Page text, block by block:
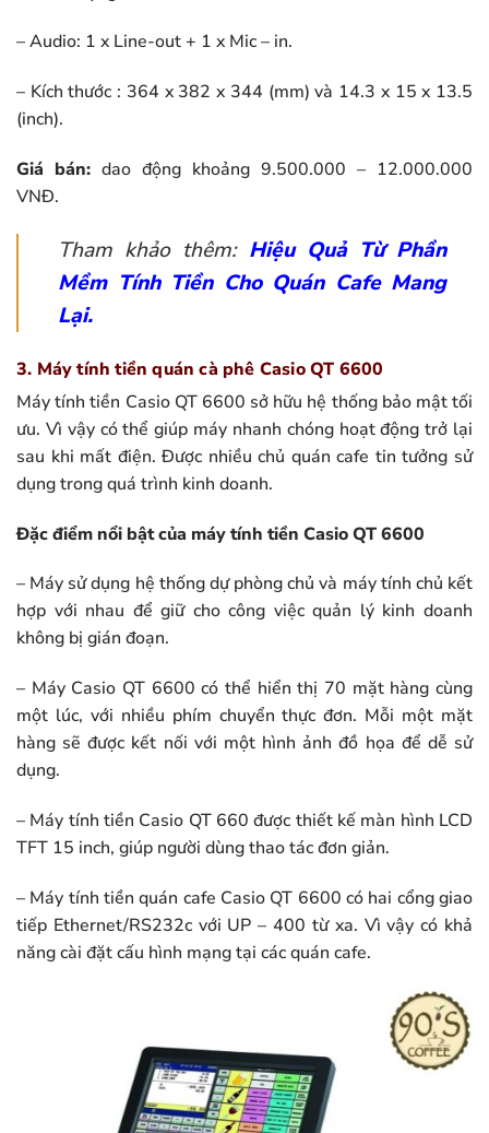
– Audio: 1 x Line-out + 1 x Mic – in.
– Kích thước : 364 x 382 x 344 (mm) và 14.3 x 15 x 13.5
(inch).
Giá bán: dao động khoảng 9.500.000 – 12.000.000
VNĐ.
Tham khảo thêm: Hiệu Quả Từ Phần
Mềm Tính Tiền Cho Quán Cafe Mang
Lại.
3. Máy tính tiền quán cà phê Casio QT 6600
Máy tính tiền Casio QT 6600 sở hữu hệ thống bảo mật tối
ưu. Vì vậy có thể giúp máy nhanh chóng hoạt động trở lại
sau khi mất điện. Được nhiều chủ quán cafe tin tưởng sử
dụng trong quá trình kinh doanh.
Đặc điểm nổi bật của máy tính tiền Casio QT 6600
– Máy sử dụng hệ thống dự phòng chủ và máy tính chủ kết
hợp với nhau để giữ cho công việc quản lý kinh doanh
không bị gián đoạn.
– Máy Casio QT 6600 có thể hiển thị 70 mặt hàng cùng
một lúc, với nhiều phím chuyển thực đơn. Mỗi một mặt
hàng sẽ được kết nối với một hình ảnh đồ họa để dễ sử
dụng.
– Máy tính tiền Casio QT 660 được thiết kế màn hình LCD
TFT 15 inch, giúp người dùng thao tác đơn giản.
– Máy tính tiền quán cafe Casio QT 6600 có hai cổng giao
tiếp Ethernet/RS232c với UP – 400 từ xa. Vì vậy có khả
năng cài đặt cấu hình mạng tại các quán cafe.